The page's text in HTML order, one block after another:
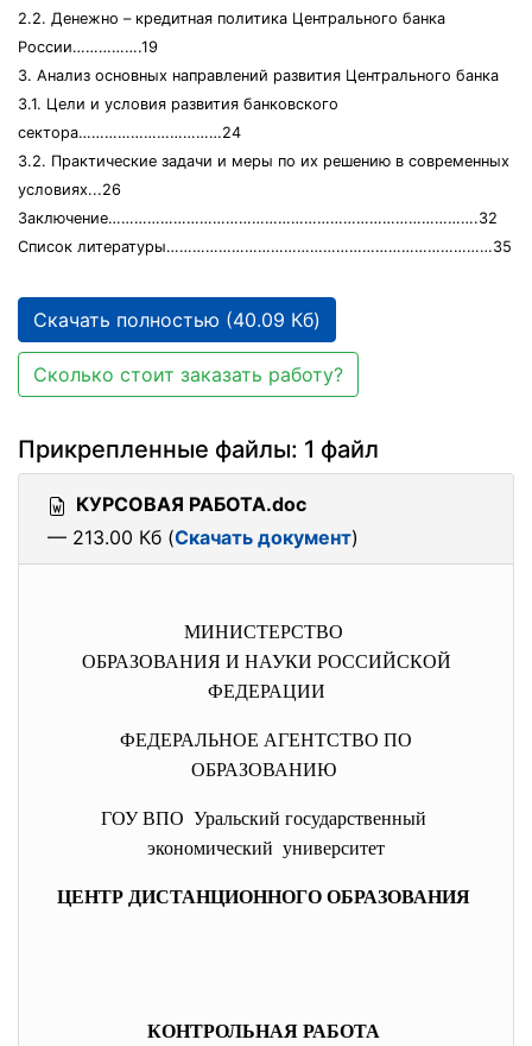
2.2. Денежно – кредитная политика Центрального банка
России…………….19
3. Анализ основных направлений развития Центрального банка
3.1. Цели и условия развития банковского
сектора……………………………24
3.2. Практические задачи и меры по их решению в современных
условиях...26
Заключение………………………………………………………………………….32
Список литературы…………………………………………………………………35
Скачать полностью (40.09 Кб)
Сколько стоит заказать работу?
Прикрепленные файлы: 1 файл
КУРСОВАЯ РАБОТА.doc
— 213.00 Кб (Скачать документ)
МИНИСТЕРСТВО
ОБРАЗОВАНИЯ И НАУКИ РОССИЙСКОЙ
ФЕДЕРАЦИИ
ФЕДЕРАЛЬНОЕ АГЕНТСТВО ПО
ОБРАЗОВАНИЮ
ГОУ ВПО Уральский государственный
экономический университет
ЦЕНТР ДИСТАНЦИОННОГО ОБРАЗОВАНИЯ
КОНТРОЛЬНАЯ РАБОТА